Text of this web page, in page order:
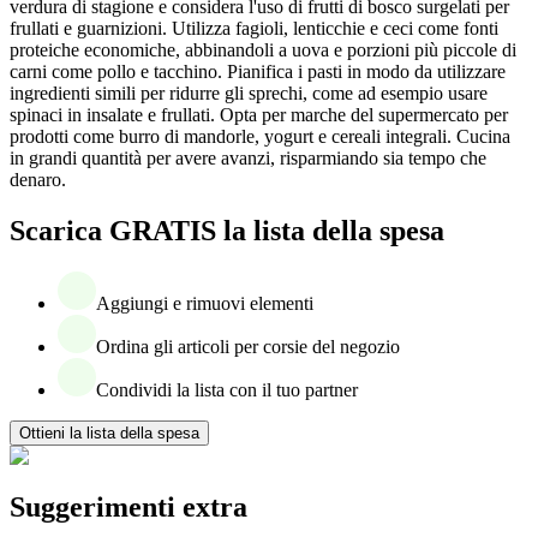
verdura di stagione e considera l'uso di frutti di bosco surgelati per
frullati e guarnizioni. Utilizza fagioli, lenticchie e ceci come fonti
proteiche economiche, abbinandoli a uova e porzioni più piccole di
carni come pollo e tacchino. Pianifica i pasti in modo da utilizzare
ingredienti simili per ridurre gli sprechi, come ad esempio usare
spinaci in insalate e frullati. Opta per marche del supermercato per
prodotti come burro di mandorle, yogurt e cereali integrali. Cucina
in grandi quantità per avere avanzi, risparmiando sia tempo che
denaro.
Scarica GRATIS la lista della spesa
Aggiungi e rimuovi elementi
Ordina gli articoli per corsie del negozio
Condividi la lista con il tuo partner
Ottieni la lista della spesa
Suggerimenti extra